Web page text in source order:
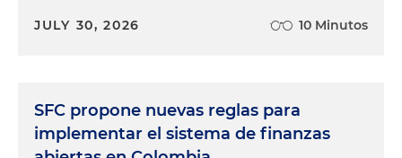
JULY 30, 2026 10 Minutos
SFC propone nuevas reglas para
implementar el sistema de finanzas